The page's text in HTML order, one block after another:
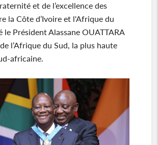
et de l’excellence des
la Côte d’Ivoire et l'Afrique du
le Président Alassane OUATTARA
l’Afrique du Sud, la plus haute
africaine.